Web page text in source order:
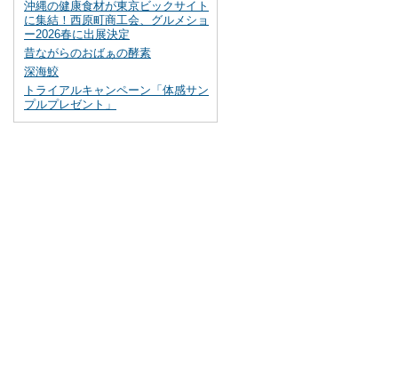
沖縄の健康食材が東京ビックサイト
に集結！西原町商工会、グルメショ
ー2026春に出展決定
昔ながらのおばぁの酵素
深海鮫
トライアルキャンペーン「体感サン
プルプレゼント」